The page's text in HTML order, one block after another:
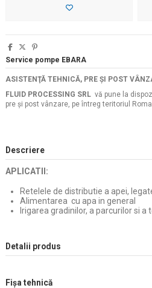
Service pompe EBARA
ASISTENŢĂ TEHNICĂ, PRE ŞI POST
FLUID PROCESSING SRL vă pune la
pre şi post vânzare, pe întreg teritoriul
Descriere
APLICATII:
Retelele de distributie a apei,
Alimentarea cu apa in general
Irigarea gradinilor, a parcurilor si a
Detalii produs
Fișa tehnică